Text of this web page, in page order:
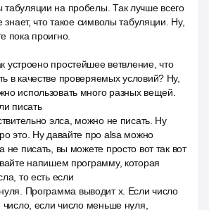
на пробелы. Так лучше всего
знает, что такое символы табуляции. Ну,
пока проигно.
устроено простейшее ветвление, что
в качестве проверяемых условий? Ну,
использовать много разных вещей.
писать
элса, можно не писать. Ну
это. Ну давайте про alsa можно
не писать, вы можете просто вот так вот
напишем программу, которая
то есть если
Программа выводит x. Если число
если число меньше нуля,